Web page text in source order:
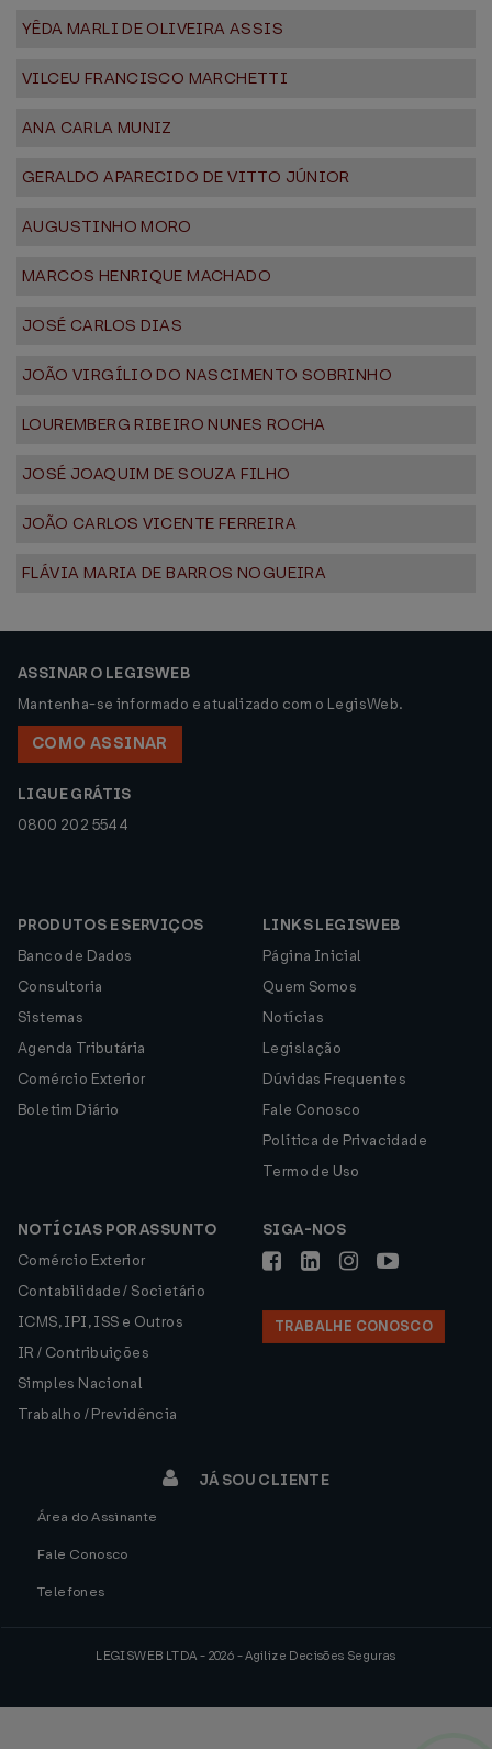
YÊDA MARLI DE OLIVEIRA ASSIS
VILCEU FRANCISCO MARCHETTI
ANA CARLA MUNIZ
GERALDO APARECIDO DE VITTO JÚNIOR
AUGUSTINHO MORO
MARCOS HENRIQUE MACHADO
JOSÉ CARLOS DIAS
JOÃO VIRGÍLIO DO NASCIMENTO SOBRINHO
LOUREMBERG RIBEIRO NUNES ROCHA
JOSÉ JOAQUIM DE SOUZA FILHO
JOÃO CARLOS VICENTE FERREIRA
FLÁVIA MARIA DE BARROS NOGUEIRA
ASSINAR O LEGISWEB
Mantenha-se informado e atualizado com o LegisWeb.
COMO ASSINAR
LIGUE GRÁTIS
0800 202 5544
PRODUTOS E SERVIÇOS
Banco de Dados
Consultoria
Sistemas
Agenda Tributária
Comércio Exterior
Boletim Diário
LINKS LEGISWEB
Página Inicial
Quem Somos
Notícias
Legislação
Dúvidas Frequentes
Fale Conosco
Política de Privacidade
Termo de Uso
NOTÍCIAS POR ASSUNTO
Comércio Exterior
Contabilidade / Societário
ICMS, IPI, ISS e Outros
IR / Contribuições
Simples Nacional
Trabalho / Previdência
SIGA-NOS
TRABALHE CONOSCO
JÁ SOU CLIENTE
Área do Assinante
Fale Conosco
Telefones
LEGISWEB LTDA - 2026 - Agilize Decisões Seguras